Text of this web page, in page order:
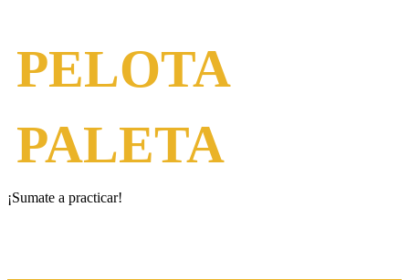
PELOTA
PALETA
¡Sumate a practicar!